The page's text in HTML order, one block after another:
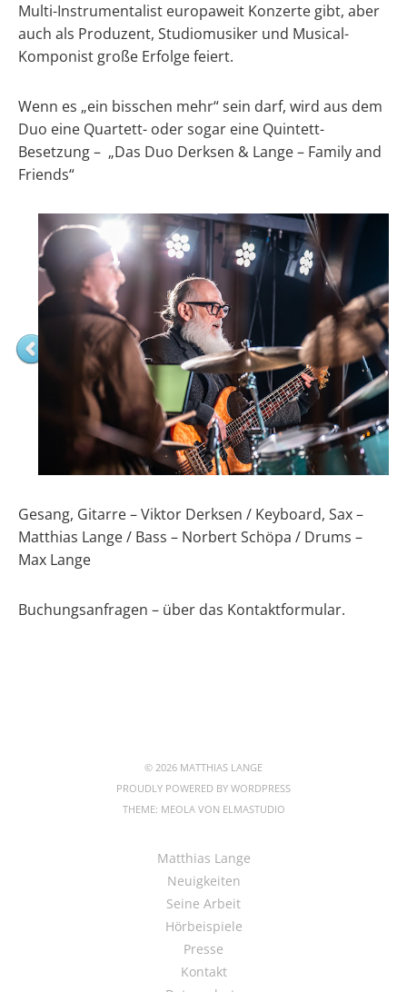
Multi-Instrumentalist europaweit Konzerte gibt, aber
auch als Produzent, Studiomusiker und Musical-
Komponist große Erfolge feiert.
Wenn es „ein bisschen mehr“ sein darf, wird aus dem
Duo eine Quartett- oder sogar eine Quintett-
Besetzung – „Das Duo Derksen & Lange – Family and
Friends“
Gesang, Gitarre – Viktor Derksen / Keyboard, Sax –
Matthias Lange / Bass – Norbert Schöpa / Drums –
Max Lange
Buchungsanfragen – über das Kontaktformular.
© 2026 MATTHIAS LANGE
PROUDLY POWERED BY WORDPRESS
THEME: MEOLA VON ELMASTUDIO
Matthias Lange
Neuigkeiten
Seine Arbeit
Hörbeispiele
Presse
Kontakt